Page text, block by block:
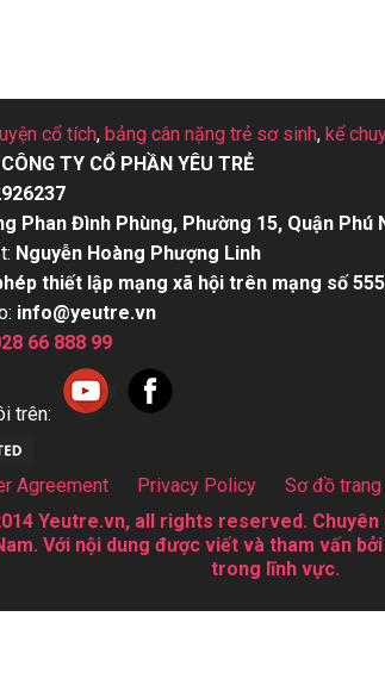
cổ tích, bảng cân nặng trẻ sơ sinh, kể
CÔNG TY CỔ PHẦN YÊU TRẺ
Phan Đình Phùng, Phường 15, Quận Phú
Nguyễn Hoàng Phượng Linh
thiết lập mạng xã hội trên mạng số
info@yeutre.vn
66 888 99
trên:
Agreement Privacy Policy
Sơ đồ
Yeutre.vn, all rights reserved. Chuyên
Với nội dung được viết và tham vấn
trong lĩnh vực.